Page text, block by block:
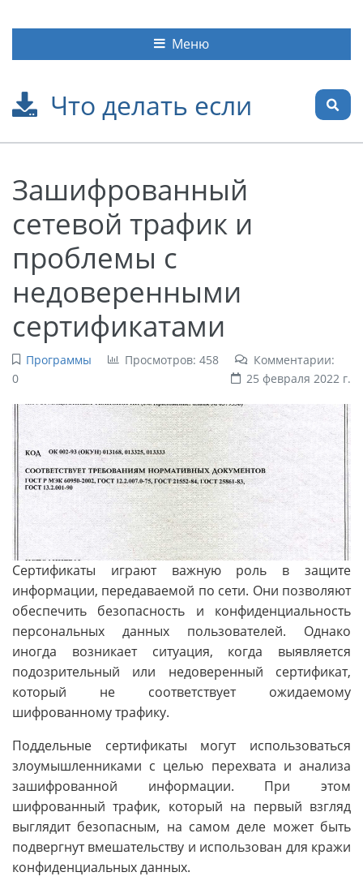
Что делать если
Меню
Зашифрованный
сетевой трафик и
проблемы с
недоверенными
сертификатами
Программы Просмотров: 458
Комментарии:
0
25 февраля 2022 г.
Сертификаты играют важную роль в защите
информации, передаваемой по сети. Они позволяют
обеспечить безопасность и конфиденциальность
персональных данных пользователей. Однако
иногда возникает ситуация, когда выявляется
подозрительный или недоверенный сертификат,
который не соответствует ожидаемому
шифрованному трафику.
Поддельные сертификаты могут использоваться
злоумышленниками с целью перехвата и анализа
зашифрованной информации. При этом
шифрованный трафик, который на первый взгляд
выглядит безопасным, на самом деле может быть
подвергнут вмешательству и использован для кражи
конфиденциальных данных.